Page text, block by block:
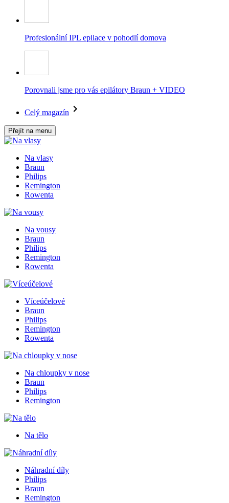
Profesionální IPL epilace v pohodlí domova
Porovnali jsme pro vás epilátory Braun + VIDEO
Celý magazín
Přejít na menu
Na vlasy
Braun
Philips
Remington
Rowenta
Na vousy
Braun
Philips
Remington
Rowenta
Víceúčelové
Braun
Philips
Remington
Rowenta
Na chloupky v nose
Braun
Philips
Remington
Na tělo
Náhradní díly
Philips
Braun
Remington